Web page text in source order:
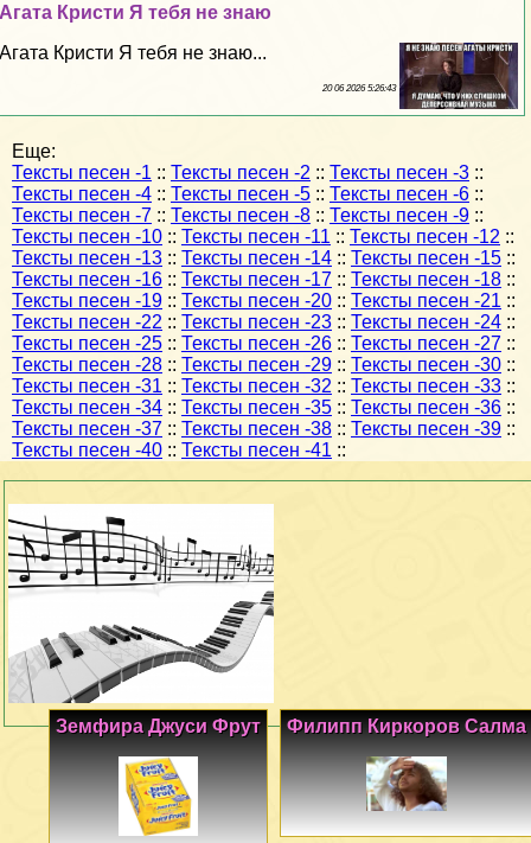
Агата Кристи Я тебя не знаю
Агата Кристи Я тебя не знаю...
20 06 2026 5:26:43
Еще:
Тексты песен -1 :: Тексты песен -2 :: Тексты песен -3 ::
Тексты песен -4 :: Тексты песен -5 :: Тексты песен -6 ::
Тексты песен -7 :: Тексты песен -8 :: Тексты песен -9 ::
Тексты песен -10 :: Тексты песен -11 :: Тексты песен -12 ::
Тексты песен -13 :: Тексты песен -14 :: Тексты песен -15 ::
Тексты песен -16 :: Тексты песен -17 :: Тексты песен -18 ::
Тексты песен -19 :: Тексты песен -20 :: Тексты песен -21 ::
Тексты песен -22 :: Тексты песен -23 :: Тексты песен -24 ::
Тексты песен -25 :: Тексты песен -26 :: Тексты песен -27 ::
Тексты песен -28 :: Тексты песен -29 :: Тексты песен -30 ::
Тексты песен -31 :: Тексты песен -32 :: Тексты песен -33 ::
Тексты песен -34 :: Тексты песен -35 :: Тексты песен -36 ::
Тексты песен -37 :: Тексты песен -38 :: Тексты песен -39 ::
Тексты песен -40 :: Тексты песен -41 ::
Филипп Киркоров Салма
Земфира Джуси Фрут